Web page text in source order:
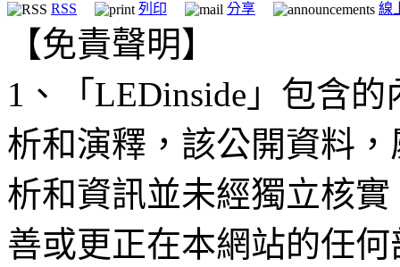
RSS 列印 分享 線
【免責聲明】
1、「LEDinside」包含
析和演釋，該公開資料
析和資訊並未經獨立核
善或更正在本網站的任